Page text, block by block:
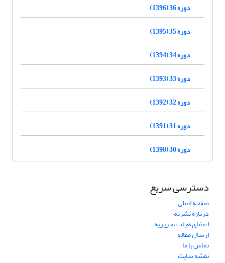
دوره 36 (1396)
دوره 35 (1395)
دوره 34 (1394)
دوره 33 (1393)
دوره 32 (1392)
دوره 31 (1391)
دوره 30 (1390)
دسترسی سریع
صفحه اصلی
درباره نشریه
اعضای هیات تحریریه
ارسال مقاله
تماس با ما
نقشه سایت